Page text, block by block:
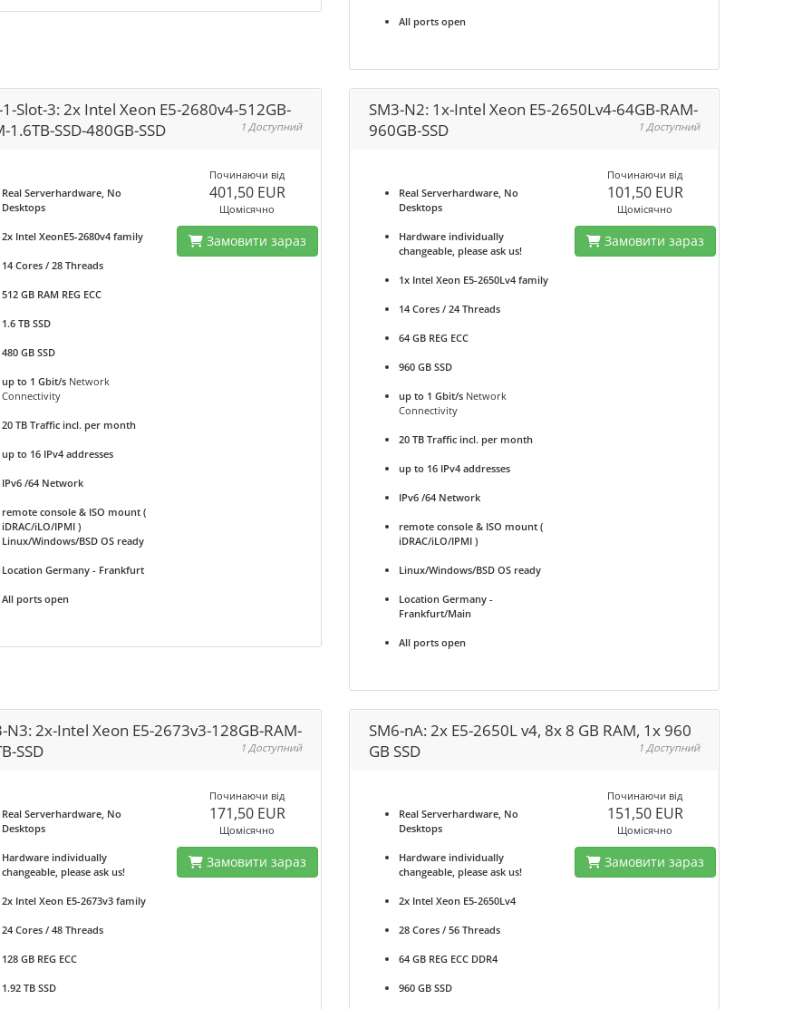
All ports open
1-Slot-3: 2x Intel Xeon E5-2680v4-512GB-
1.6TB-SSD-480GB-SSD
1 Доступний
Real Serverhardware, No
Desktops
2x Intel XeonE5-2680v4 family
14 Cores / 28 Threads
512 GB RAM REG ECC
1.6 TB SSD
480 GB SSD
up to 1 Gbit/sNetwork
Connectivity
20 TB Traffic incl. per month
up to 16 IPv4 addresses
IPv6 /64 Network
remote console & ISO mount (
iDRAC/iLO/IPMI )
Linux/Windows/BSD OS ready
Location Germany - Frankfurt
All ports open
Починаючи від
401,50 EUR
Щомісячно
Замовити зараз
SM3-N2: 1x-Intel Xeon E5-2650Lv4-64GB-RAM-
960GB-SSD
1 Доступний
Real Serverhardware, No
Desktops
Hardware individually
changeable, please ask us!
1x Intel Xeon E5-2650Lv4 family
14 Cores / 24 Threads
64 GB REG ECC
960 GB SSD
up to 1 Gbit/s Network
Connectivity
20 TB Traffic incl. per month
up to 16 IPv4 addresses
IPv6 /64 Network
remote console & ISO mount (
iDRAC/iLO/IPMI )
Linux/Windows/BSD OS ready
Location Germany -
Frankfurt/Main
All ports open
Починаючи від
101,50 EUR
Щомісячно
Замовити зараз
N3: 2x-Intel Xeon E5-2673v3-128GB-RAM-
SSD
1 Доступний
Real Serverhardware, No
Desktops
Hardware individually
changeable, please ask us!
2x Intel Xeon E5-2673v3 family
24 Cores / 48 Threads
128 GB REG ECC
1.92 TB SSD
Починаючи від
171,50 EUR
Щомісячно
Замовити зараз
SM6-nA: 2x E5-2650L v4, 8x 8 GB RAM, 1x 960
GB SSD
1 Доступний
Real Serverhardware, No
Desktops
Hardware individually
changeable, please ask us!
2x Intel Xeon E5-2650Lv4
28 Cores / 56 Threads
64 GB REG ECC DDR4
960 GB SSD
Починаючи від
151,50 EUR
Щомісячно
Замовити зараз